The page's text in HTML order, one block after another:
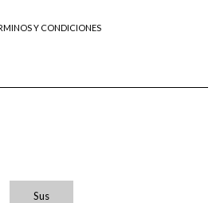
Y CONDICIONES
Sus